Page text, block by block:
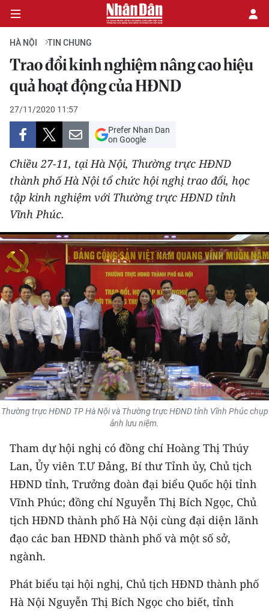
CHÍNH TRỊ
KINH TẾ
VĂN HÓA
XÃ HỘI
PHÁP LUẬT
THẾ GIỚI
THỂ THAO
GIÁO DỤC
Y TẾ
KHOA HỌC - CÔNG NGHỆ
MÔI TRƯỜNG
KIỂM CHỨNG THÔNG TIN
TRI THỨC CHUYÊN SÂU
54 DÂN TỘC VIỆT NAM
CHƯƠNG TRÌNH OCOP - MỖI XÃ
MỘT SẢN PHẨM
RADIO
HÀ NỘI TIN CHUNG
Trao đổi kinh nghiệm nâng cao hiệu
quả hoạt động của HĐND
27/11/2020 11:57
Prefer Nhan Dan
on Google
Chiều 27-11, tại Hà Nội, Thường trực HĐND
thành phố Hà Nội tổ chức hội nghị trao đổi, học
tập kinh nghiệm với Thường trực HĐND tỉnh
Vĩnh Phúc.
Thường trực HĐND TP Hà Nội và Thường trực HĐND tỉnh Vĩnh Phúc chụp
ảnh lưu niệm.
Tham dự hội nghị có đồng chí Hoàng Thị Thúy
Lan, Ủy viên T.Ư Đảng, Bí thư Tỉnh ủy, Chủ tịch
HĐND tỉnh, Trưởng đoàn đại biểu Quốc hội tỉnh
Vĩnh Phúc; đồng chí Nguyễn Thị Bích Ngọc, Chủ
tịch HĐND thành phố Hà Nội cùng đại diện lãnh
đạo các ban HĐND thành phố và một số sở,
ngành.
Phát biểu tại hội nghị, Chủ tịch HĐND thành phố
Hà Nội Nguyễn Thị Bích Ngọc cho biết, tỉnh